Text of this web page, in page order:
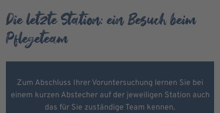
Die letzte Station: ein Besuch beim
Pflegeteam
Zum Abschluss Ihrer Voruntersuchung lernen Sie bei
einem kurzen Abstecher auf der jeweiligen Station auch
das für Sie zuständige Team kennen.